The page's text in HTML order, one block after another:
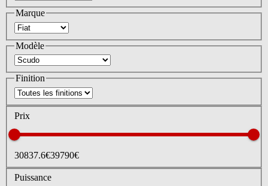
Marque
Modèle
Finition
Prix
30837.6€39790€
Puissance